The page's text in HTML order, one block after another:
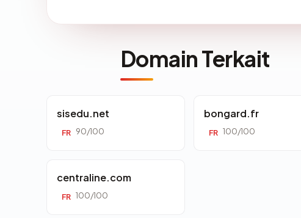
Domain Terkait
sisedu.net
FR 90/100
bongard.fr
FR 100/100
centraline.com
FR 100/100